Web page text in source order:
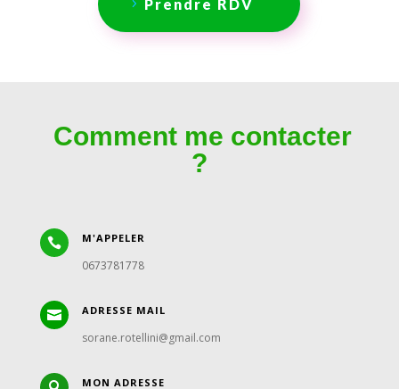
Prendre RDV
Comment me contacter
?
 M'APPELER
0673781778
 ADRESSE MAIL
sorane.rotellini@gmail.com
MON ADRESSE